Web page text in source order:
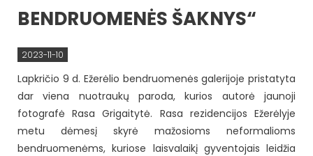
BENDRUOMENĖS ŠAKNYS“
2023-11-10
Lapkričio 9 d. Ežerėlio bendruomenės galerijoje pristatyta
dar viena nuotraukų paroda, kurios autorė jaunoji
fotografė Rasa Grigaitytė. Rasa rezidencijos Ežerėlyje
metu dėmesį skyrė mažosioms neformalioms
bendruomenėms, kuriose laisvalaikį gyventojais leidžia